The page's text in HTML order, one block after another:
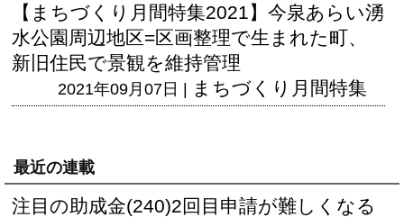
【まちづくり月間特集2021】今泉あらい湧
水公園周辺地区=区画整理で生まれた町、
新旧住民で景観を維持管理
2021年09月07日 | まちづくり月間特集
最近の連載
注目の助成金(240)2回目申請が難しくなる